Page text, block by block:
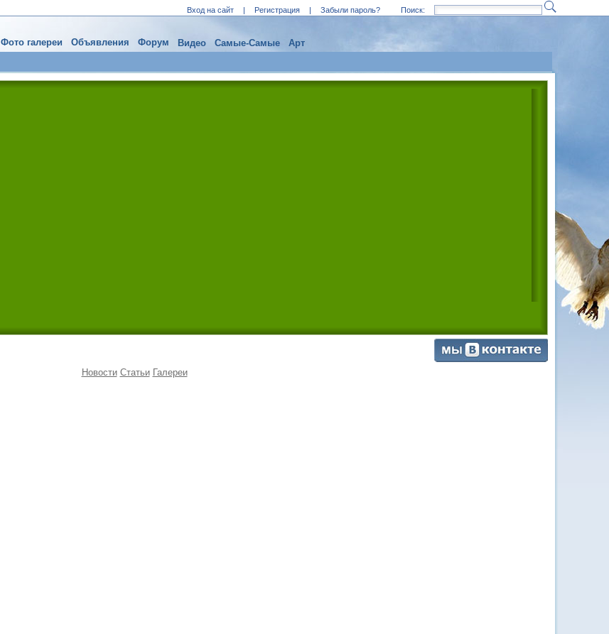
Вход на сайт | Регистрация | Забыли пароль? Поиск:
Фото галереи Объявления Форум Видео Самые-Самые Арт
Новости Статьи Галереи